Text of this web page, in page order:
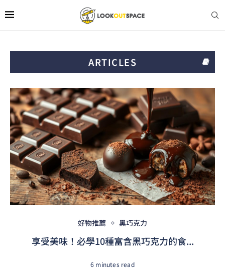
ARTICLES
好物推薦 黑巧克力
享受美味！必學10種富含黑巧克力的食...
6 minutes read